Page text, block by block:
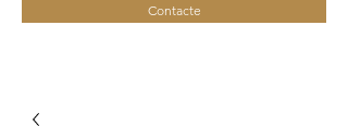
Contacte